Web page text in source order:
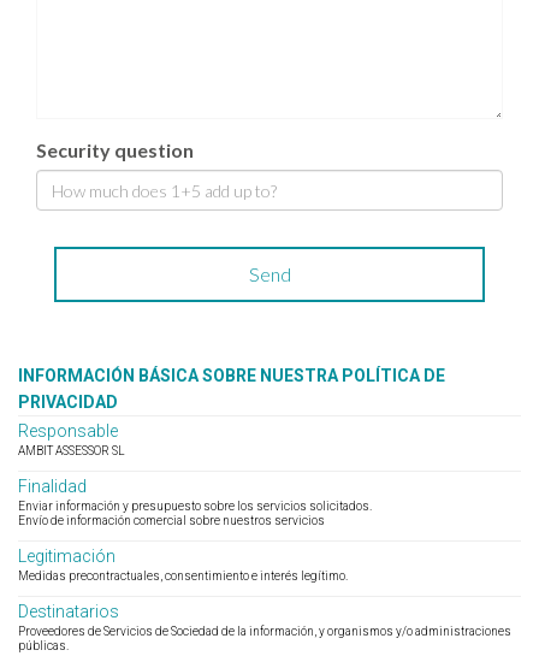
Security question
INFORMACIÓN BÁSICA SOBRE NUESTRA POLÍTICA DE
PRIVACIDAD
Responsable
AMBIT ASSESSOR SL
Finalidad
Enviar información y presupuesto sobre los servicios solicitados.
Envío de información comercial sobre nuestros servicios
Legitimación
Medidas precontractuales, consentimiento e interés legítimo.
Destinatarios
Proveedores de Servicios de Sociedad de la información, y organismos y/o administraciones
públicas.